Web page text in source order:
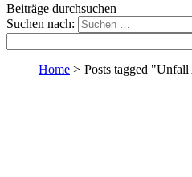
Beiträge durchsuchen
Suchen nach:
Home > Posts tagged